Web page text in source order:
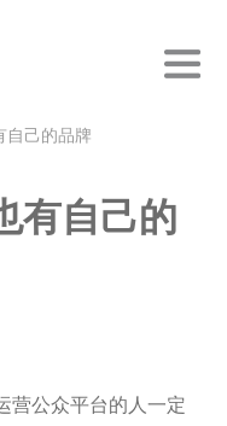
自己的品牌
有自己的
营公众平台的人一定